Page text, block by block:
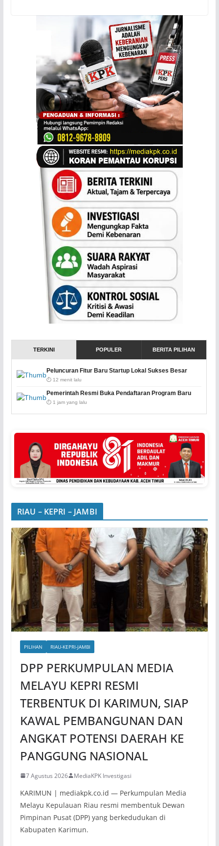
TERKINI POPULER BERITA PILIHAN
Peluncuran Fitur Baru Startup Lokal Sukses Besar
⏱️ 12 menit lalu
Pemerintah Resmi Buka Pendaftaran Program Baru
⏱️ 1 jam yang lalu
RIAU – KEPRI – JAMBI
PILIHAN RIAU-KEPRI-JAMBI
DPP PERKUMPULAN MEDIA
MELAYU KEPRI RESMI
TERBENTUK DI KARIMUN, SIAP
KAWAL PEMBANGUNAN DAN
ANGKAT POTENSI DAERAH KE
PANGGUNG NASIONAL
7 Agustus 2026 MediaKPK Investigasi
KARIMUN | mediakpk.co.id — Perkumpulan Media
Melayu Kepulauan Riau resmi membentuk Dewan
Pimpinan Pusat (DPP) yang berkedudukan di
Kabupaten Karimun.